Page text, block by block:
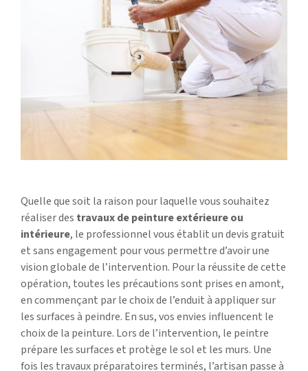
Quelle que soit la raison pour laquelle vous souhaitez
réaliser des travaux de peinture extérieure ou
intérieure, le professionnel vous établit un devis gratuit
et sans engagement pour vous permettre d’avoir une
vision globale de l’intervention. Pour la réussite de cette
opération, toutes les précautions sont prises en amont,
en commençant par le choix de l’enduit à appliquer sur
les surfaces à peindre. En sus, vos envies influencent le
choix de la peinture. Lors de l’intervention, le peintre
prépare les surfaces et protège le sol et les murs. Une
fois les travaux préparatoires terminés, l’artisan passe à